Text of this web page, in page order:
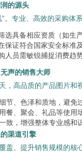
的源头
。专业、高效的采购体
选具备相应资质（如生
保证符合国家安全标准
人员需敏锐捕捉消费趋
声的销售大师
，高品质的产品图片和
节、色泽和质地，避免
餐、聚会、礼品等使用
致，增强整体专业感
渠道引擎
盖、提升销售规模的核